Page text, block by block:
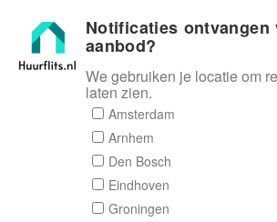
Huurflits
Huurflits
Notificaties ontvangen
aanbod?
We gebruiken je locatie om
laten zien.
Amsterdam
Arnhem
Den Bosch
Eindhoven
Groningen